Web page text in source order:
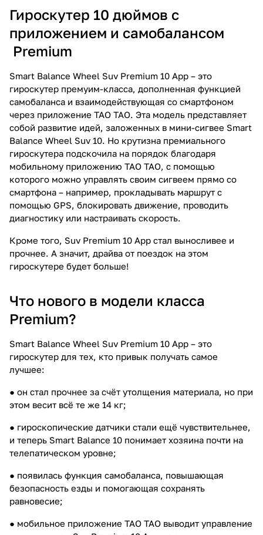
Гироскутер 10 дюймов с
приложением и самобалансом
Premium
Smart Balance Wheel Suv Premium 10 App – это
гироскутер премуим-класса, дополненная функцией
самобаланса и взаимодействующая со смартфоном
через приложение TAO TAO. Эта модель представляет
собой развитие идей, заложенных в мини-сигвее Smart
Balance Wheel Suv 10. Но крутизна премиального
гироскутера подскочила на порядок благодаря
мобильному приложению TAO TAO, с помощью
которого можно управлять своим сигвеем прямо со
смартфона – например, прокладывать маршрут с
помощью GPS, блокировать движение, проводить
диагностику или настраивать скорость.
Кроме того, Suv Premium 10 App стал выносливее и
прочнее. А значит, драйва от поездок на этом
гироскутере будет больше!
Что нового в модели класса
Premium?
Smart Balance Wheel Suv Premium 10 App – это
гироскутер для тех, кто привык получать самое
лучшее:
● он стал прочнее за счёт утолщения материала, но при
этом весит всё те же 14 кг;
● гироскопические датчики стали ещё чувствительнее,
и теперь Smart Balance 10 понимает хозяина почти на
телепатическом уровне;
● появилась функция самобаланса, повышающая
безопасность езды и помогающая сохранять
равновесие;
● мобильное приложение TAO TAO выводит управление